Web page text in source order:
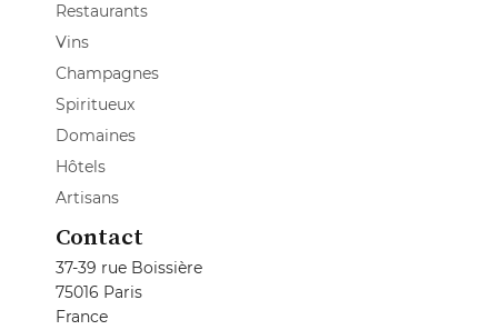
Restaurants
Vins
Champagnes
Spiritueux
Domaines
Hôtels
Artisans
Contact
37-39 rue Boissière
75016 Paris
France